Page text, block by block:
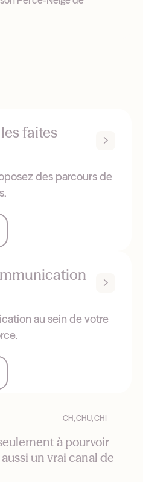
faites
des parcours de
au sein de votre
CH, CHU, CHI
à pourvoir
un vrai canal de